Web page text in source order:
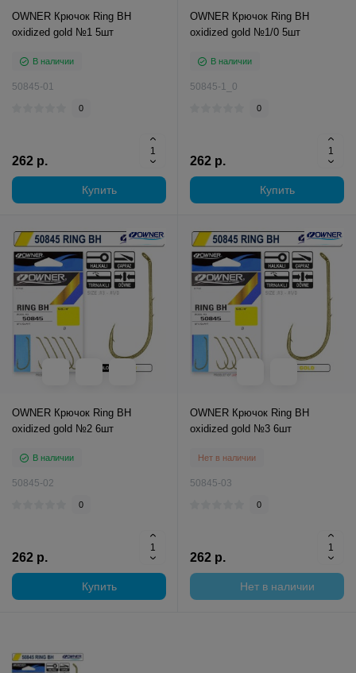
OWNER Крючок Ring BH
oxidized gold №1 5шт
В наличии
50845-01
0
262 р.
Купить
OWNER Крючок Ring BH
oxidized gold №1/0 5шт
В наличии
50845-1_0
0
262 р.
Купить
OWNER Крючок Ring BH
oxidized gold №2 6шт
В наличии
50845-02
0
262 р.
Купить
OWNER Крючок Ring BH
oxidized gold №3 6шт
Нет в наличии
50845-03
0
262 р.
Нет в наличии